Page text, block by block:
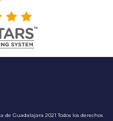
de Guadalajara 2021 Todos los derechos